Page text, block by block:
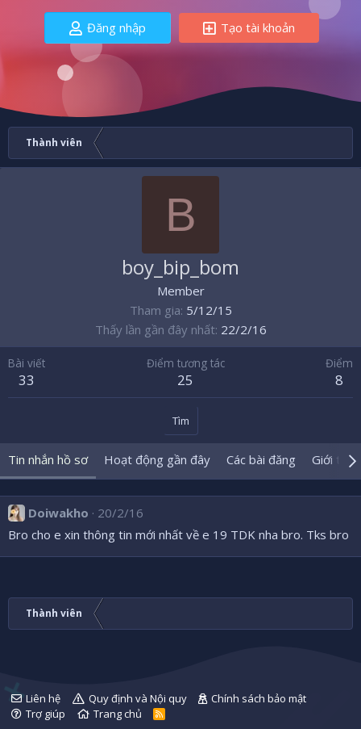
Đăng nhập Tạo tài khoản
Thành viên
B
boy_bip_bom
Member
Tham gia 5/12/15
Thấy lần gần đây nhất 22/2/16
Bài viết
33
Điểm tương tác
25
Điểm
8
Tìm
Tin nhắn hồ sơ Hoạt động gần đây Các bài đăng Giới
Doiwakho
20/2/16
Bro cho e xin thông tin mới nhất về e 19 TDK nha bro. Tks bro
Thành viên
Liên hệ Quy định và Nội quy
Chính sách bảo mật
Trợ giúp
Trang chủ
R